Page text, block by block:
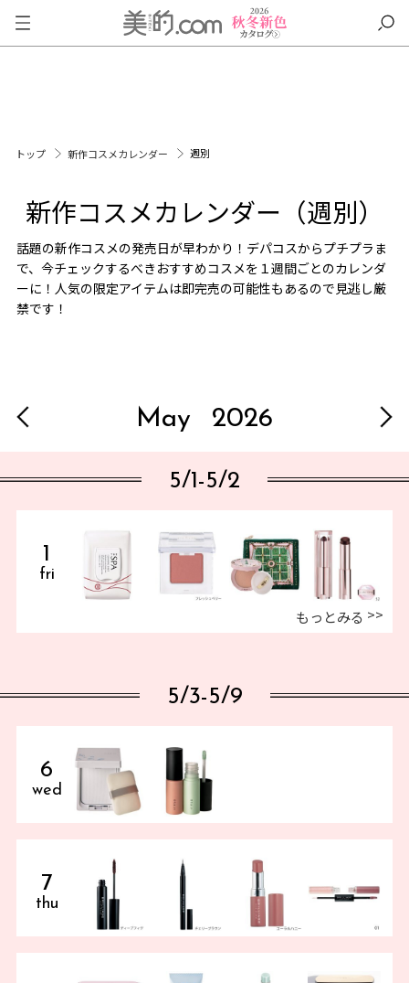
トップ 新作コスメカレンダー 週別
新作コスメカレンダー（週別）
話題の新作コスメの発売日が早わかり！デパコスからプチプラま
で、今チェックするべきおすすめコスメを１週間ごとのカレンダ
ーに！人気の限定アイテムは即完売の可能性もあるので見逃し厳
禁です！
May 2026
5/1-5/2
1
fri
もっとみる
5/3-5/9
6
wed
7
thu